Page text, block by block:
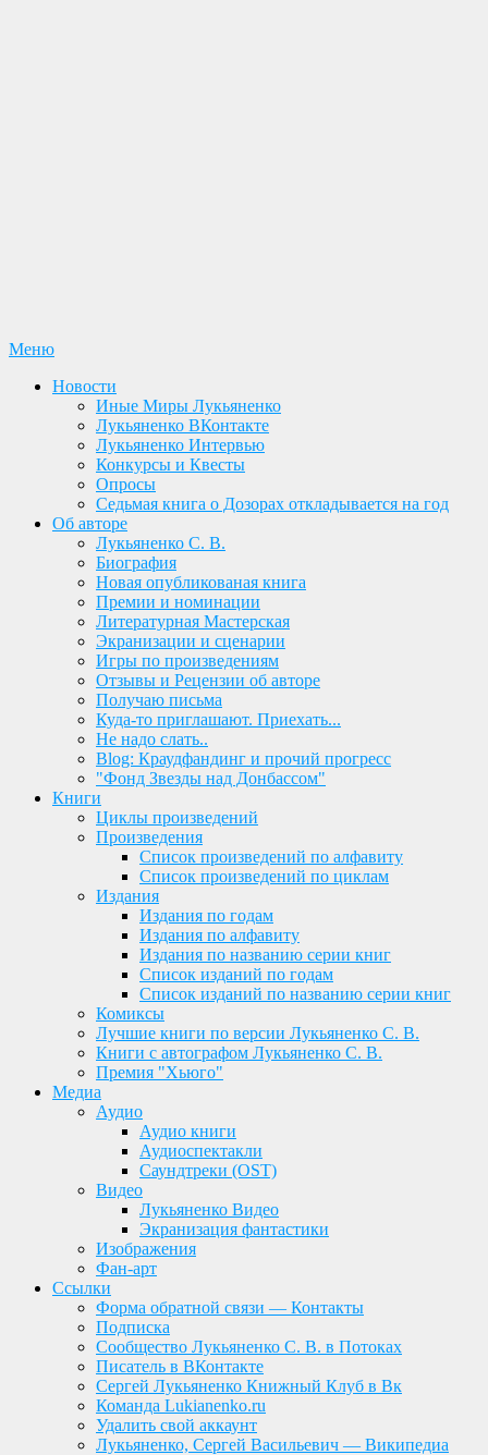
Перейти
содержимому
Меню
Новости
Иные Миры Лукьяненко
Лукьяненко ВКонтакте
Лукьяненко Интервью
Конкурсы и Квесты
Опросы
Седьмая книга о Дозорах откладывается на год
Об авторе
Лукьяненко С. В.
Биография
Новая опубликованая книга
Премии и номинации
Литературная Мастерская
Экранизации и сценарии
Игры по произведениям
Отзывы и Рецензии об авторе
Получаю письма
Куда-то приглашают. Приехать...
Не надо слать..
Blog: Краудфандинг и прочий прогресс
"Фонд Звезды над Донбассом"
Книги
Циклы произведений
Произведения
Список произведений по алфавиту
Список произведений по циклам
Издания
Издания по годам
Издания по алфавиту
Издания по названию серии книг
Список изданий по годам
Список изданий по названию серии книг
Комиксы
Лучшие книги по версии Лукьяненко С. В.
Книги с автографом Лукьяненко С. В.
Премия "Хьюго"
Медиа
Аудио
Аудио книги
Аудиоспектакли
Саундтреки (OST)
Видео
Лукьяненко Видео
Экранизация фантастики
Изображения
Фан-арт
Ссылки
Форма обратной связи — Контакты
Подписка
Сообщество Лукьяненко С. В. в Потоках
Писатель в ВКонтакте
Сергей Лукьяненко Книжный Клуб в Вк
Команда Lukianenko.ru
Удалить свой аккаунт
Лукьяненко, Сергей Васильевич — Википедиа